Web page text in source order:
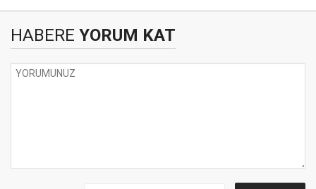
HABERE YORUM KAT